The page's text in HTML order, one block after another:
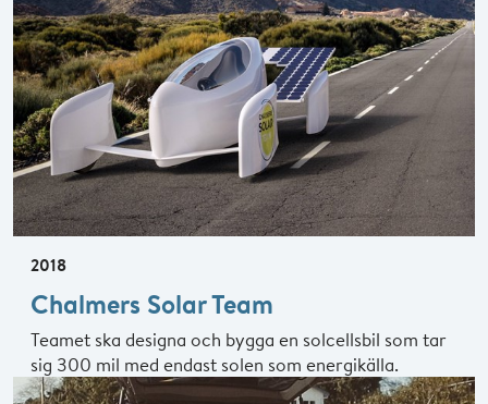
2018
Chalmers Solar Team
Teamet ska designa och bygga en solcellsbil som tar
sig 300 mil med endast solen som energikälla.